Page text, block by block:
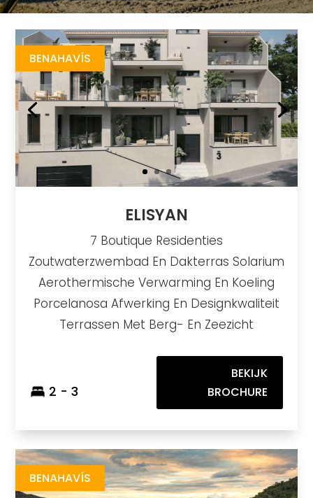
BENAHAVÍS
ELISYAN
7 Boutique Residenties
Zoutwaterzwembad En Dakterras Solarium
Aerothermische Verwarming En Koeling
Porcelanosa Afwerking En Designkwaliteit
Terrassen Met Berg- En Zeezicht
2 - 3
BEKIJK
BROCHURE
BENAHAVÍS